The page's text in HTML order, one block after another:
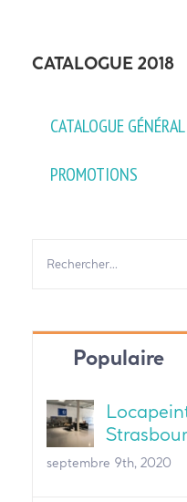
CATALOGUE 2018
CATALOGUE GÉNÉRAL
PROMOTIONS
Populaire
septembre 9th, 2020